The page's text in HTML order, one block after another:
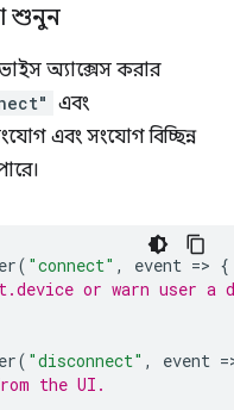
শুনুন
অ্যাক্সেস করার
এবং
এবং সংযোগ বিচ্ছিন্ন
( "connect" , event => {
or warn user
( "disconnect" , event =
the UI.